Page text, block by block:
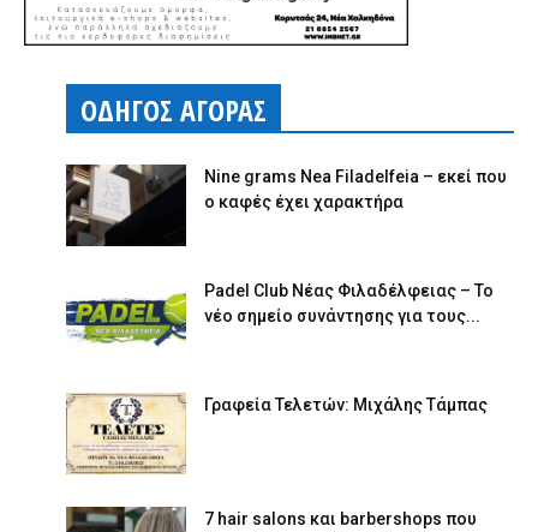
ΟΔΗΓΟΣ ΑΓΟΡΑΣ
Nine grams Nea Filadelfeia – εκεί που
ο καφές έχει χαρακτήρα
Padel Club Νέας Φιλαδέλφειας – Το
νέο σημείο συνάντησης για τους...
Γραφεία Τελετών: Μιχάλης Τάμπας
7 hair salons και barbershops που